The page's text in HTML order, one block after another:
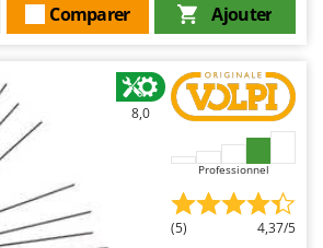
Ajouter
Comparer
8,0
Professionnel
(5) 4,37/5